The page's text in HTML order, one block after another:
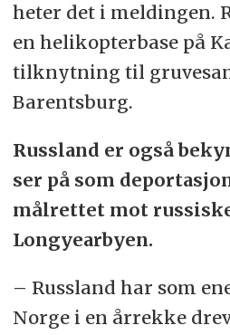
området. Norge
ikke opprette eller
noen «flåtebasis»
i traktatområdet, og
heller aldri utnyttes i
Kilde: Store norske
heter det i meldingen.
en helikopterbase på
tilknytning til
Barentsburg.
Russland er også
ser på som
målrettet mot
Longyearbyen.
– Russland har som
Norge i en årrekke